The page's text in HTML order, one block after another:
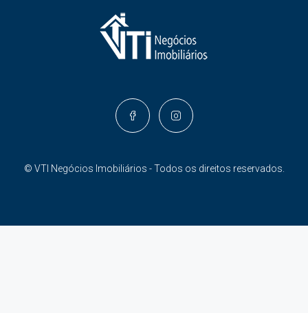
© VTI Negócios Imobiliários - Todos os direitos reservados.